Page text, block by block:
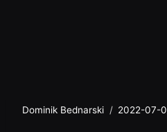
Dominik Bednarski 2022-07-